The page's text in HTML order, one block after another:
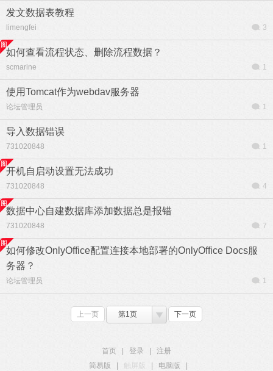
发文数据表教程
limengfei 3
如何查看流程状态、删除流程数据？
scmarine 1
使用Tomcat作为webdav服务器
论坛管理员 1
导入数据错误
731020848 1
开机自启动设置无法成功
731020848 4
数据中心自建数据库添加数据总是报错
731020848 7
如何修改OnlyOffice配置连接本地部署的OnlyOffice Docs服
务器？
论坛管理员 1
上一页 第1页 下一页
首页 登录
注册
简易版
触屏版 电脑版